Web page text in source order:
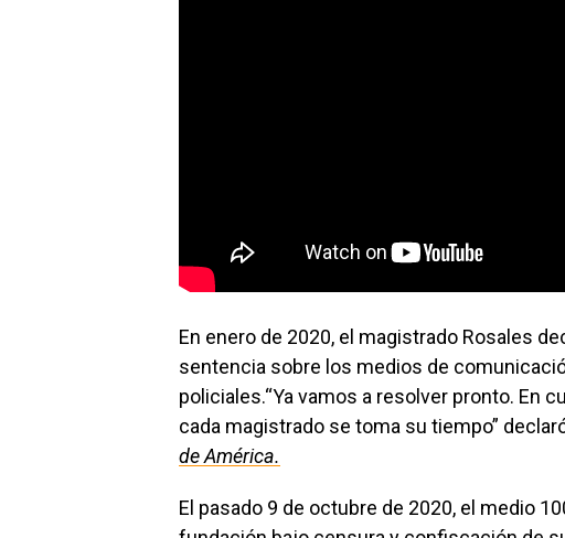
En enero de 2020, el magistrado Rosales
sentencia sobre los medios de
policiales.“Ya vamos a resolver pronto. En
cada magistrado se toma su tiempo”
de América.
El pasado 9 de octubre de 2020, el medio